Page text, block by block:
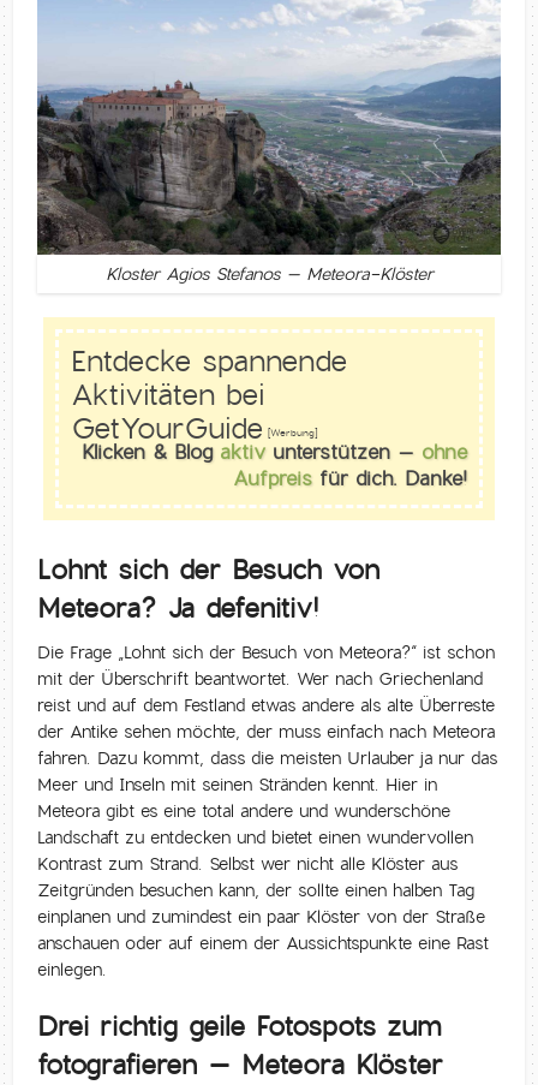
Kloster Agios Stefanos – Meteora-Klöster
Entdecke spannende
Aktivitäten bei
GetYourGuide [Werbung]
Klicken & Blog aktivunterstützen – ohne
Aufpreisfür dich. Danke!
Lohnt sich der Besuch von
Meteora? Ja defenitiv!
Die Frage „Lohnt sich der Besuch von Meteora?“ ist schon
mit der Überschrift beantwortet. Wer nach Griechenland
reist und auf dem Festland etwas andere als alte Überreste
der Antike sehen möchte, der muss einfach nach Meteora
fahren. Dazu kommt, dass die meisten Urlauber ja nur das
Meer und Inseln mit seinen Stränden kennt. Hier in
Meteora gibt es eine total andere und wunderschöne
Landschaft zu entdecken und bietet einen wundervollen
Kontrast zum Strand. Selbst wer nicht alle Klöster aus
Zeitgründen besuchen kann, der sollte einen halben Tag
einplanen und zumindest ein paar Klöster von der Straße
anschauen oder auf einem der Aussichtspunkte eine Rast
einlegen.
Drei richtig geile Fotospots zum
fotografieren – Meteora Klöster